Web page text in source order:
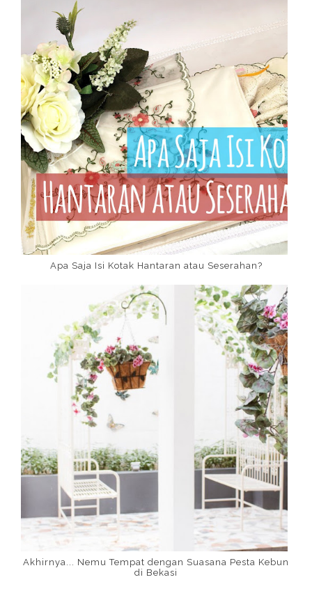
Apa Saja Isi Kotak Hantaran atau Seserahan?
Akhirnya... Nemu Tempat dengan Suasana Pesta Kebun
di Bekasi